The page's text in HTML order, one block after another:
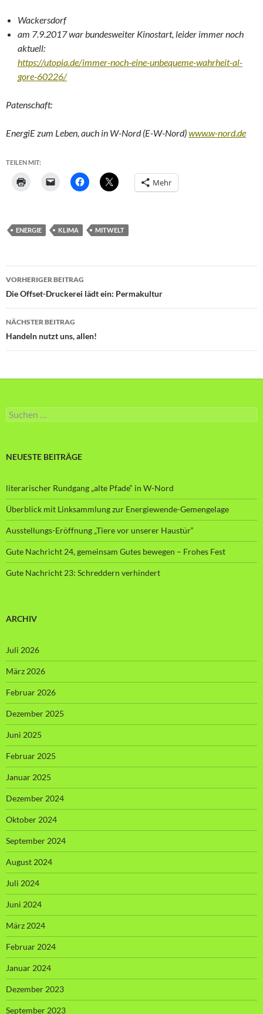
Wackersdorf
am 7.9.2017 war bundesweiter Kinostart, leider immer noch
aktuell:
https://utopia.de/immer-noch-eine-unbequeme-wahrheit-al-
gore-60226/
Patenschaft:
EnergiE zum Leben, auch in W-Nord (E-W-Nord)www.w-nord.de
TEILEN MIT:
Mehr
ENERGIE KLIMA MITWELT
Beitragsnavigation
VORHERIGER BEITRAG
Die Offset-Druckerei lädt ein: Permakultur
NÄCHSTER BEITRAG
Handeln nutzt uns, allen!
Suche
nach:
NEUESTE BEITRÄGE
literarischer Rundgang „alte Pfade“ in W-Nord
Überblick mit Linksammlung zur Energiewende-Gemengelage
Ausstellungs-Eröffnung „Tiere vor unserer Haustür“
Gute Nachricht 24, gemeinsam Gutes bewegen – Frohes Fest
Gute Nachricht 23: Schreddern verhindert
ARCHIV
Juli 2026
März 2026
Februar 2026
Dezember 2025
Juni 2025
Februar 2025
Januar 2025
Dezember 2024
Oktober 2024
September 2024
August 2024
Juli 2024
Juni 2024
März 2024
Februar 2024
Januar 2024
Dezember 2023
September 2023